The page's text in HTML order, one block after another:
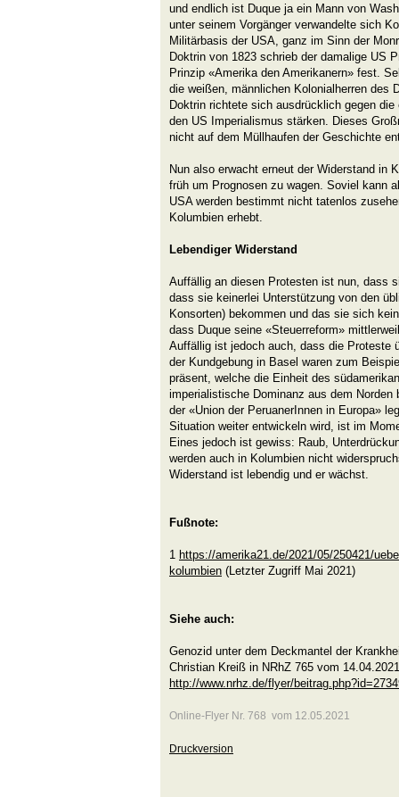
und endlich ist Duque ja ein Mann von
unter seinem Vorgänger verwandelte sich
Militärbasis der USA, ganz im Sinn der
Doktrin von 1823 schrieb der damalige US
Prinzip «Amerika den Amerikanern» fest.
die weißen, männlichen Kolonialherren des
Doktrin richtete sich ausdrücklich gegen
den US Imperialismus stärken. Dieses
nicht auf dem Müllhaufen der Geschichte
Nun also erwacht erneut der Widerstand in
früh um Prognosen zu wagen. Soviel kann
USA werden bestimmt nicht tatenlos
Kolumbien erhebt.
Lebendiger Widerstand
Auffällig an diesen Protesten ist nun, dass
dass sie keinerlei Unterstützung von den
Konsorten) bekommen und das sie sich
dass Duque seine «Steuerreform»
Auffällig ist jedoch auch, dass die Proteste
der Kundgebung in Basel waren zum
präsent, welche die Einheit des
imperialistische Dominanz aus dem
der «Union der PeruanerInnen in Europa»
Situation weiter entwickeln wird, ist im
Eines jedoch ist gewiss: Raub,
werden auch in Kolumbien nicht
Widerstand ist lebendig und er wächst.
Fußnote:
1 https://amerika21.de/2021/05/250421/
kolumbien (Letzter Zugriff Mai 2021)
Siehe auch:
Genozid unter dem Deckmantel der
Christian Kreiß in NRhZ 765 vom 14.04.2021
http://www.nrhz.de/flyer/
Online-Flyer Nr. 768 vom 12.05.2021
Druckversion